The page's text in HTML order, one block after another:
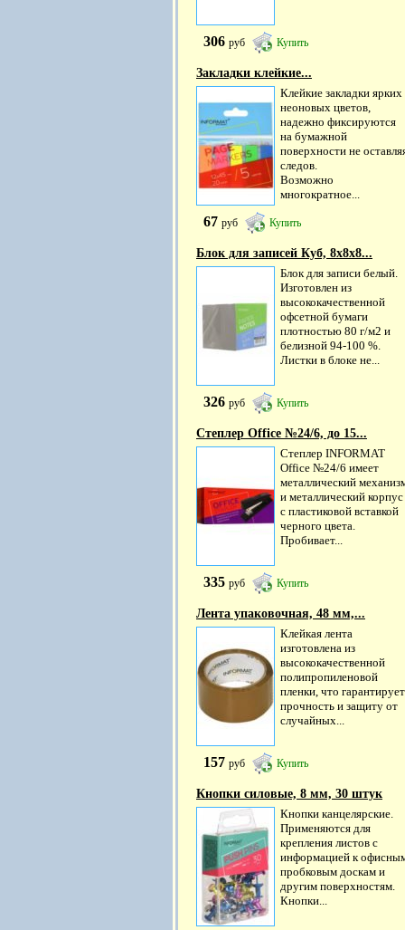
306 руб Купить
Закладки клейкие...
Клейкие закладки ярких
неоновых цветов,
надежно фиксируются
на бумажной
поверхности не
следов.
Возможно
многократное...
67 руб Купить
Блок для записей Куб, 8х8х8...
Блок для записи белый.
Изготовлен из
высококачественной
офсетной бумаги
плотностью 80 г/м2 и
белизной 94-100 %.
Листки в блоке не...
326 руб Купить
Степлер Office №24/6, до 15...
Степлер INFORMAT
Office №24/6 имеет
металлический
и металлический корпус
с пластиковой вставкой
черного цвета.
Пробивает...
335 руб Купить
Лента упаковочная, 48 мм,...
Клейкая лента
изготовлена из
высококачественной
полипропиленовой
пленки, что гарантирует
прочность и защиту от
случайных...
157 руб Купить
Кнопки силовые, 8 мм, 30 штук
Кнопки канцелярские.
Применяются для
крепления листов с
информацией к
пробковым доскам и
другим поверхностям.
Кнопки...